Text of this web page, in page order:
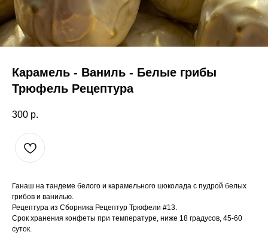
Карамель - Ваниль - Белые грибы
Трюфель Рецептура
300 р.
Ганаш на тандеме белого и карамельного шоколада с пудрой белых
грибов и ванилью.
Рецептура из Сборника Рецептур Трюфели #13.
Срок хранения конфеты при температуре, ниже 18 градусов, 45-60
суток.